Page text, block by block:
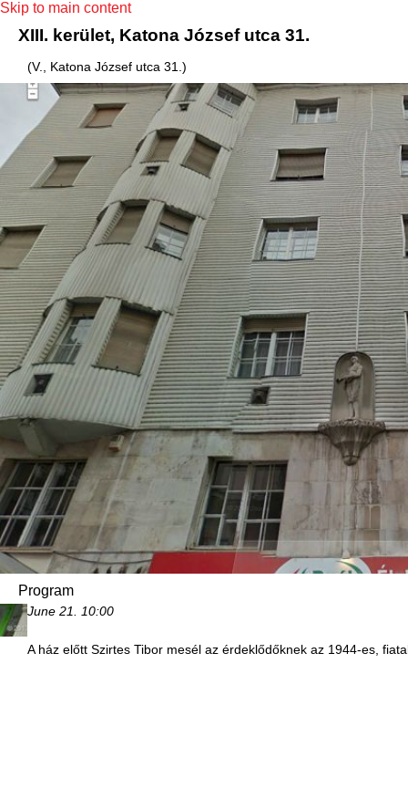
Skip to main content
XIII. kerület, Katona József utca 31.
(V., Katona József utca 31.)
Program
June 21. 10:00
A ház előtt Szirtes Tibor mesél az érdeklődőknek az 1944-es,